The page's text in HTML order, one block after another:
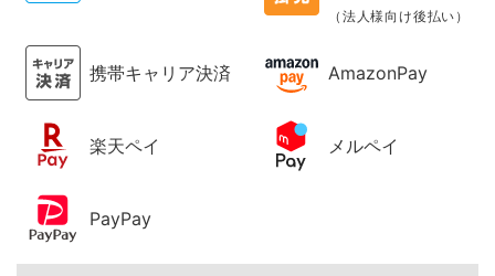
（法人様向け後払い）
携帯キャリア決済 AmazonPay
楽天ペイ メルペイ
PayPay